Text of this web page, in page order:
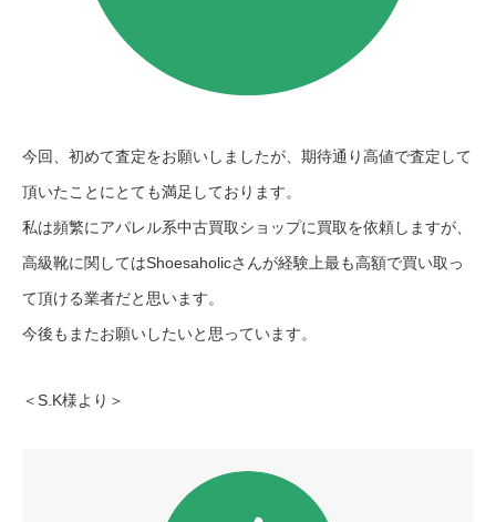
今回、初めて査定をお願いしましたが、期待通り高値で査定して
頂いたことにとても満足しております。
私は頻繁にアパレル系中古買取ショップに買取を依頼しますが、
高級靴に関してはShoesaholicさんが経験上最も高額で買い取っ
て頂ける業者だと思います。
今後もまたお願いしたいと思っています。
＜S.K様より＞